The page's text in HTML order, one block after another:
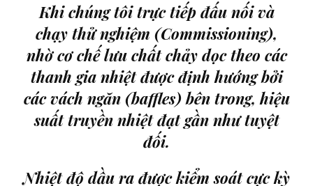
Khi chúng tôi trực tiếp đấu nối và
chạy thử nghiệm (Commissioning),
nhờ cơ chế lưu chất chảy dọc theo các
thanh gia nhiệt được định hướng bởi
các vách ngăn (baffles) bên trong, hiệu
suất truyền nhiệt đạt gần như tuyệt
đối.
Nhiệt độ dầu ra được kiểm soát cực kỳ